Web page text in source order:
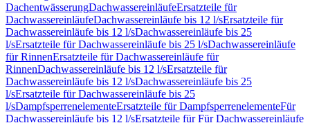
DachentwässerungDachwassereinläufeErsatzteile für
DachwassereinläufeDachwassereinläufe bis 12 l/sErsatzteile für
Dachwassereinläufe bis 12 l/sDachwassereinläufe bis 25
l/sErsatzteile für Dachwassereinläufe bis 25 l/sDachwassereinläufe
für RinnenErsatzteile für Dachwassereinläufe für
RinnenDachwassereinläufe bis 12 l/sErsatzteile für
Dachwassereinläufe bis 12 l/sDachwassereinläufe bis 25
l/sErsatzteile für Dachwassereinläufe bis 25
l/sDampfsperrenelementeErsatzteile für DampfsperrenelementeFür
Dachwassereinläufe bis 12 l/sErsatzteile für Für Dachwassereinläufe